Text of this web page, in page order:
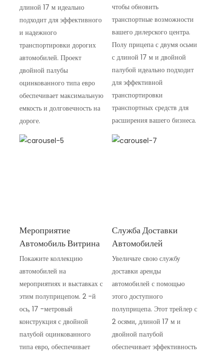
длиной 17 м идеально
подходит для эффективного
и надежного
транспортировки дорогих
автомобилей. Проект
двойной палубы
оцинкованного типа евро
обеспечивает максимальную
емкость и долговечность на
дороге.
чтобы обновить
транспортные возможности
вашего дилерского центра.
Полу прицепа с двумя осьми
с длиной 17 м и двойной
палубой идеально подходит
для эффективной
транспортировки
транспортных средств для
расширения вашего бизнеса.
Мероприятие
Автомобиль Витрина
Покажите коллекцию
автомобилей на
мероприятиях и выставках с
этим полуприцепом. 2 -й
ось, 17 -метровый
конструкция с двойной
палубой оцинкованного
типа евро, обеспечивает
Служба Доставки
Автомобилей
Увеличьте свою службу
доставки аренды
автомобилей с помощью
этого доступного
полуприцепа. Этот трейлер с
2 осями, длиной 17 м и
двойной палубой
обеспечивает эффективность